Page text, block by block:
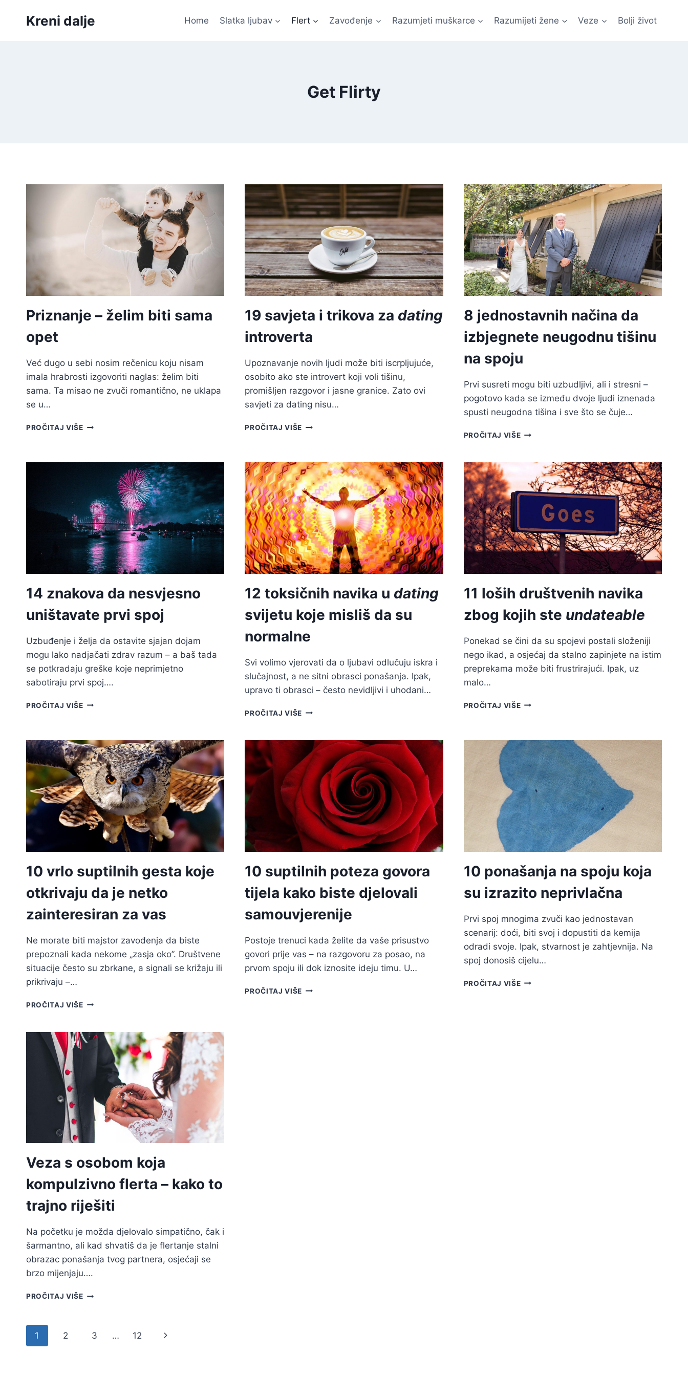
Kreni dalje Home Slatka ljubav Flert Zavođenje Razumjeti muškarce Razumijeti žene Veze Bolji život
Get Flirty
Priznanje – želim biti sama
opet
Već dugo u sebi nosim rečenicu koju nisam
imala hrabrosti izgovoriti naglas: želim biti
sama. Ta misao ne zvuči romantično, ne uklapa
se u…
PROČITAJ VIŠEPRIZNANJE
19 savjeta i trikova za dating
introverta
Upoznavanje novih ljudi može biti iscrpljujuće,
osobito ako ste introvert koji voli tišinu,
promišljen razgovor i jasne granice. Zato ovi
savjeti za dating nisu…
PROČITAJ VIŠE
ZA
DATING
INTROVERTA
8 jednostavnih načina da
izbjegnete neugodnu tišinu
na spoju
Prvi susreti mogu biti uzbudljivi, ali i stresni –
pogotovo kada se između dvoje ljudi iznenada
spusti neugodna tišina i sve što se čuje…
PROČITAJ VIŠE8
IZBJEGNETE
NEUGODNU
TIŠINU
SPOJU
14 znakova da nesvjesno
uništavate prvi spoj
Uzbuđenje i želja da ostavite sjajan dojam
mogu lako nadjačati zdrav razum – a baš tada
se potkradaju greške koje neprimjetno
sabotiraju prvi spoj….
PROČITAJ VIŠE14
UNIŠTAVATE
PRVI
SPOJ
12 toksičnih navika u dating
svijetu koje misliš da su
normalne
Svi volimo vjerovati da o ljubavi odlučuju iskra i
slučajnost, a ne sitni obrasci ponašanja. Ipak,
upravo ti obrasci – često nevidljivi i uhodani…
PROČITAJ VIŠE 12
U
DATING
SVIJETU
KOJE
MISLIŠ
DA
SU
NORMALNE
11 loših društvenih navika
zbog kojih ste undateable
Ponekad se čini da su spojevi postali složeniji
nego ikad, a osjećaj da stalno zapinjete na istim
preprekama može biti frustrirajući. Ipak, uz
malo…
PROČITAJ VIŠE11
ZBOG
KOJIH
STE
UNDATEABLE
10 vrlo suptilnih gesta koje
otkrivaju da je netko
zainteresiran za vas
Ne morate biti majstor zavođenja da biste
prepoznali kada nekome „zasja oko”. Društvene
situacije često su zbrkane, a signali se križaju ili
prikrivaju –…
PROČITAJ VIŠE10
GESTA
KOJE
OTKRIVAJU
ZAINTERESIRAN
VAS
10 suptilnih poteza govora
tijela kako biste djelovali
samouvjerenije
Postoje trenuci kada želite da vaše prisustvo
govori prije vas – na razgovoru za posao, na
prvom spoju ili dok iznosite ideju timu. U…
PROČITAJ VIŠE 10
10 ponašanja na spoju koja
su izrazito neprivlačna
Prvi spoj mnogima zvuči kao jednostavan
scenarij: doći, biti svoj i dopustiti da kemija
odradi svoje. Ipak, stvarnost je zahtjevnija. Na
spoj donosiš cijelu…
PROČITAJ VIŠE10
Veza s osobom koja
kompulzivno flerta – kako to
trajno riješiti
Na početku je možda djelovalo simpatično, čak i
šarmantno, ali kad shvatiš da je flertanje stalni
obrazac ponašanja tvog partnera, osjećaji se
brzo mijenjaju….
PROČITAJ VIŠEVEZA
KOMPULZIVNO
Page
1 2 3 … 12
Next